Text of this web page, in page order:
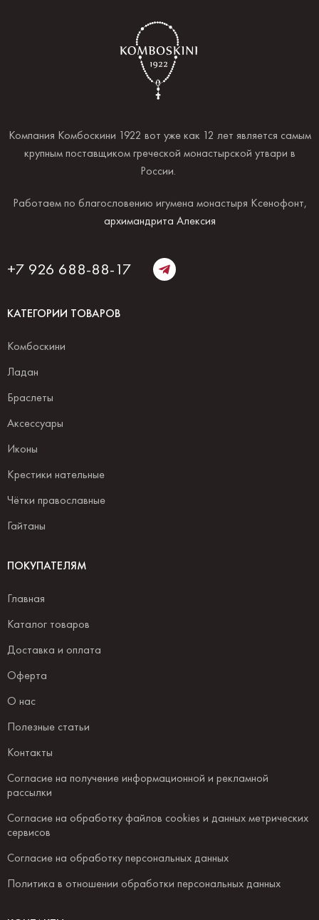
Компания Комбоскини 1922 вот уже как 12 лет является самым
крупным поставщиком греческой монастырской утвари в
России.
Работаем по благословению игумена монастыря Ксенофонт,
архимандрита Алексия
+7 926 688-88-17
КАТЕГОРИИ ТОВАРОВ
Комбоскини
Ладан
Браслеты
Аксессуары
Иконы
Крестики нательные
Чётки православные
Гайтаны
ПОКУПАТЕЛЯМ
Главная
Каталог товаров
Доставка и оплата
Оферта
О нас
Полезные статьи
Контакты
Согласие на получение информационной и рекламной
рассылки
Согласие на обработку файлов cookies и данных метрических
сервисов
Согласие на обработку персональных данных
Политика в отношении обработки персональных данных